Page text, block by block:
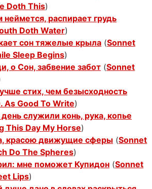
Doth This)
неймется, распирает грудь
Doth Water)
сон тяжелые крыла (Sonnet
Sleep Begins)
о Сон, забвение забот (Sonnet
стих, чем безысходность
As Good To Write)
служили конь, рука, копье
This Day My Horse)
красою движущие сферы (Sonnet
Do The Spheres)
мне поможет Купидон (Sonnet
Lips)